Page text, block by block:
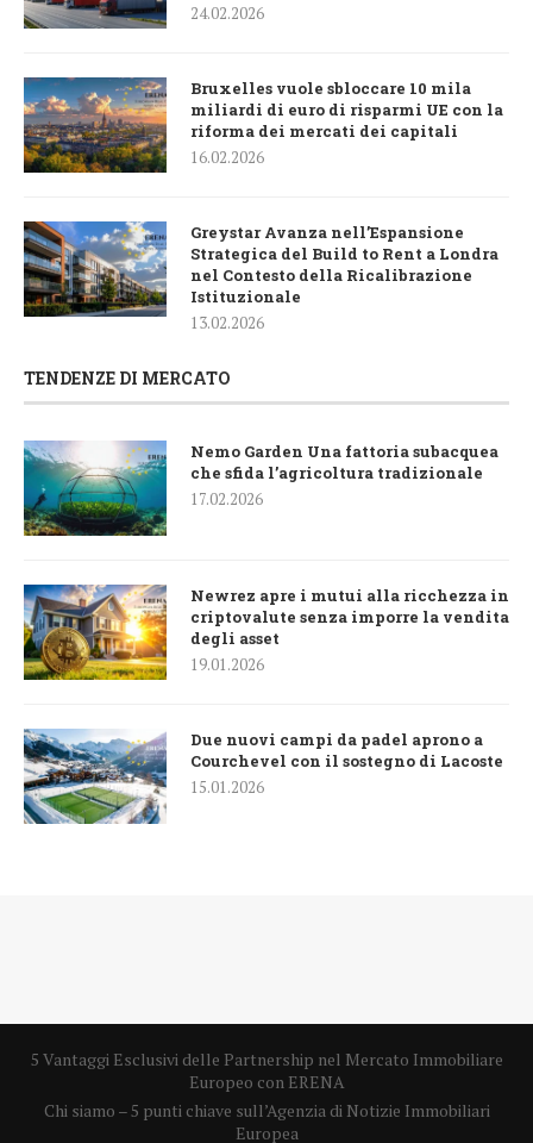
24.02.2026
Bruxelles vuole sbloccare 10 mila
miliardi di euro di risparmi UE con la
riforma dei mercati dei capitali
16.02.2026
Greystar Avanza nell’Espansione
Strategica del Build to Rent a Londra
nel Contesto della Ricalibrazione
Istituzionale
13.02.2026
TENDENZE DI MERCATO
Nemo Garden Una fattoria subacquea
che sfida l’agricoltura tradizionale
17.02.2026
Newrez apre i mutui alla ricchezza in
criptovalute senza imporre la vendita
degli asset
19.01.2026
Due nuovi campi da padel aprono a
Courchevel con il sostegno di Lacoste
15.01.2026
5 Vantaggi Esclusivi delle Partnership nel Mercato Immobiliare
Europeo con ERENA
Chi siamo – 5 punti chiave sull’Agenzia di Notizie Immobiliari
Europea